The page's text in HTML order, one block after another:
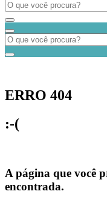
ERRO 404
:-(
A página que você
encontrada.